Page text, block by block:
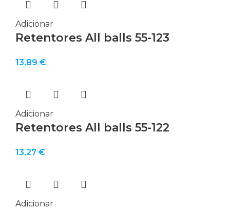
Adicionar
Retentores All balls 55-123
13,89 €
Adicionar
Retentores All balls 55-122
13,27 €
Adicionar